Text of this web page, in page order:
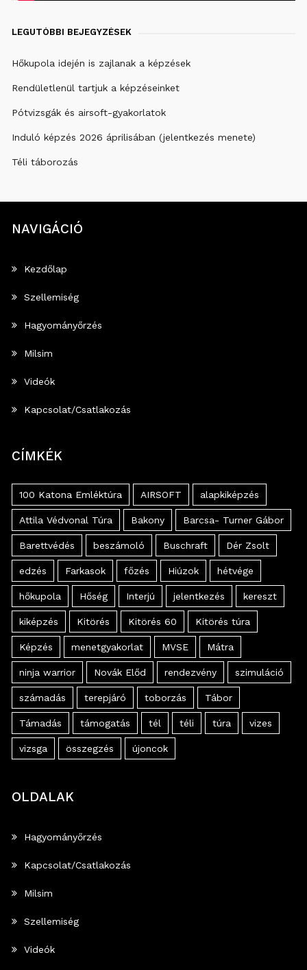
LEGUTÓBBI BEJEGYZÉSEK
Hőkupola idején is zajlanak a képzések
Rendületlenül tartjuk a képzéseinket
Pótvizsgák és airsoft-gyakorlatok
Induló képzés 2026 áprilisában (jelentkezés menete)
Téli táborozás
NAVIGÁCIÓ
Kezdőlap
Szellemiség
Hagyományőrzés
Milsim
Videók
Kapcsolat/Csatlakozás
CÍMKÉK
100 Katona Emléktúra AIRSOFT alapkiképzés
Attila Védvonal Túra Bakony Barcsa- Turner Gábor
Barettvédés beszámoló Buschraft Dér Zsolt
edzés Farkasok főzés Hiúzok hétvége
hőkupola Hőség Interjú jelentkezés kereszt
kiképzés Kitörés Kitörés 60 Kitörés túra
Képzés menetgyakorlat MVSE Mátra
ninja warrior Novák Előd rendezvény szimuláció
számadás terepjáró toborzás Tábor
Támadás támogatás tél téli túra vizes
vizsga összegzés újoncok
OLDALAK
Hagyományőrzés
Kapcsolat/Csatlakozás
Milsim
Szellemiség
Videók